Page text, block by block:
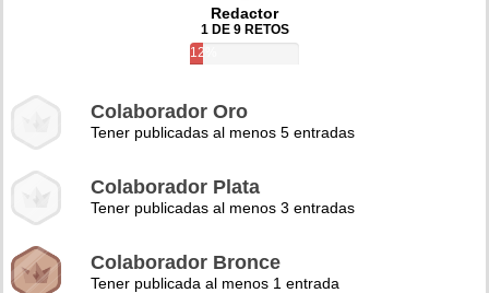
Redactor
1 DE 9 RETOS
12%
Colaborador Oro
Tener publicadas al menos 5 entradas
Colaborador Plata
Tener publicadas al menos 3 entradas
Colaborador Bronce
Tener publicada al menos 1 entrada